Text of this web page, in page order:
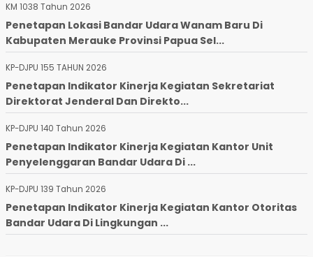
KM 1038 Tahun 2026
Penetapan Lokasi Bandar Udara Wanam Baru Di
Kabupaten Merauke Provinsi Papua Sel...
KP-DJPU 155 TAHUN 2026
Penetapan Indikator Kinerja Kegiatan Sekretariat
Direktorat Jenderal Dan Direkto...
KP-DJPU 140 Tahun 2026
Penetapan Indikator Kinerja Kegiatan Kantor Unit
Penyelenggaran Bandar Udara Di ...
KP-DJPU 139 Tahun 2026
Penetapan Indikator Kinerja Kegiatan Kantor Otoritas
Bandar Udara Di Lingkungan ...